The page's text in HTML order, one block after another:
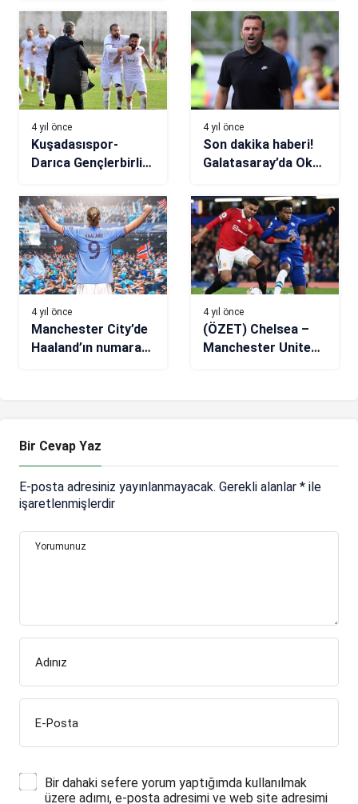
4 yıl önce
Kuşadasıspor-
Darıca Gençlerbirliği
4 yıl önce
Son dakika haberi!
Galatasaray’da Okan
biletini kesti
4 yıl önce
Manchester City’de
Haaland’ın numarası
4 yıl önce
(ÖZET) Chelsea –
Manchester United
Bir Cevap Yaz
E-posta adresiniz yayınlanmayacak. Gerekli alanlar * ile
işaretlenmişlerdir
Yorumunuz
Adınız
E-Posta
Bir dahaki sefere yorum yaptığımda kullanılmak
üzere adımı, e-posta adresimi ve web site adresimi